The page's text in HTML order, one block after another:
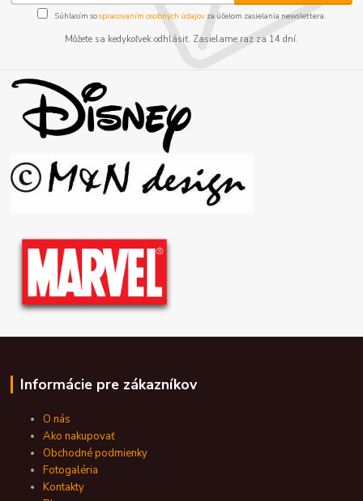
Súhlasím sospracovaním osobných údajov za účelom zasielania newslettera.
Môžete sa kedykoľvek odhlásiť. Zasielame raz za 14 dní.
Informácie pre zákazníkov
O nás
Ako nakupovať
Obchodné podmienky
Fotogaléria
Kontakty